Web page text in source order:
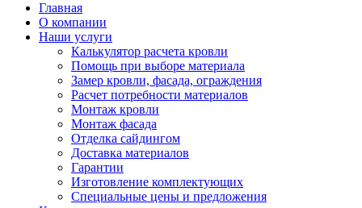
Главная
О компании
Наши услуги
Калькулятор расчета кровли
Помощь при выборе материала
Замер кровли, фасада, ограждения
Расчет потребности материалов
Монтаж кровли
Монтаж фасада
Отделка сайдингом
Доставка материалов
Гарантии
Изготовление комплектующих
Специальные цены и предложения